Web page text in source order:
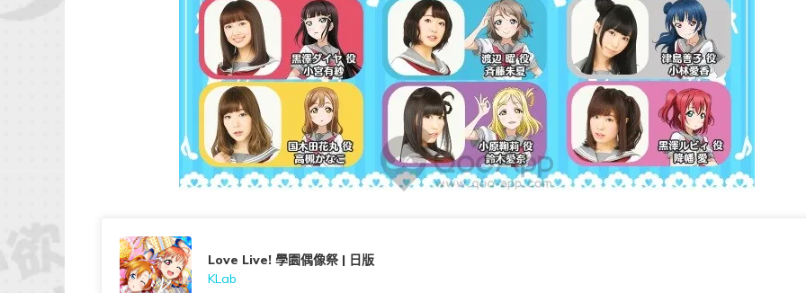
Love Live! 學園偶像祭 | 日版
KLab